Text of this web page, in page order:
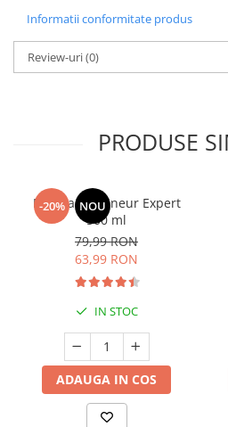
Informatii conformitate produs
Review-uri(0)
PRODUSE
-20% NOU
Manhaē Draineur Expert
500 ml
79,99 RON
63,99 RON
IN STOC
ADAUGA IN COS